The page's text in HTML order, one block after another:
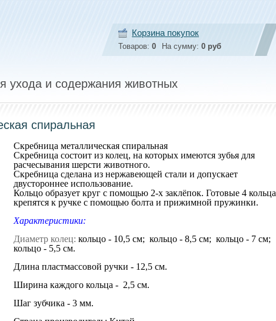
Корзина покупок
Товаров: 0 На сумму: 0 руб
ухода и содержания животных
спиральная
Скребница металлическая спиральная
Скребница состоит из колец, на которых имеются зубья для
расчесывания шерсти животного.
Скребница сделана из нержавеющей стали и допускает
двустороннее использование.
Кольцо образует круг с помощью 2-х заклёпок. Готовые 4 кольца
крепятся к ручке с помощью болта и прижимной пружинки.
Характеристики:
Диаметр колец: кольцо - 10,5 см; кольцо - 8,5 см; кольцо - 7 см;
кольцо - 5,5 см.
Длина пластмассовой ручки - 12,5 см.
Ширина каждого кольца - 2,5 см.
Шаг зубчика - 3 мм.